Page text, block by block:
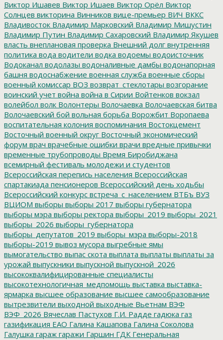
Виктор Ишавев Виктор Ишаев Виктор Орёл Виктор
Солнцев викторина Винников вице-премьер ВИЧ ВККС
Владивосток Владимир Марковский Владимир Мишустин
Владимир Путин Владимир Сахаровский Владимир Якушев
власть внеплановая проверка Внешний долг внутренняя
политика вода водители водка водоемы водоисточник
Водоканал водолазы водоналивные дамбы водонапорная
башня водоснабжение военная служба военные сборы
военный комиссар ВОЗ возврат_стеклотары возгорание
воинский учет война война в Сирии Войтенков вокзал
волейбол волк Волонтеры Волочаевка Волочаевская битва
Волочаевский бой вольная борьба Ворожбит Воропаева
воспитательная колония воспоминания Востокцемент
Восточный военный округ Восточный экономический
форум врач врачебные ошибки врачи вредные привычки
временные трубопроводы Время Биробиджана
всемирный фестиваль молодежи и студентов
Всероссийская перепись населения Всероссийская
спартакиада пенсионеров Всероссийский день ходьбы
Всероссийский конкурс встреча_с_населением ВТБъ ВУЗ
ВЦИОМ выборы выборы 2017 выборы губернатора
выборы мэра выборы ректора выборы_2019 выборы_2021
выборы_2026 выборы_губернатора
выборы_депутатов_2019 выборы_мэра выборы-2018
выборы-2019 вывоз мусора выгребные ямы
вымогательство выпас скота выплата выплаты выплаты за
урожай выпускники выпускной выпускной_2026
высококвалифицированные специалисты
высокотехнологичная_медпомощь выставка выставка-
ярмарка высшее образование высшее самообразование
вытрезвители выходной выходные Вьетнам ВЭФ
ВЭФ_2026 Вячеслав Пастухов Г.И. Радде гадюка газ
газификация ЕАО Галина Кашапова Галина Соколова
Галушка гараж гаражи Гаршин ГДК Генеральная